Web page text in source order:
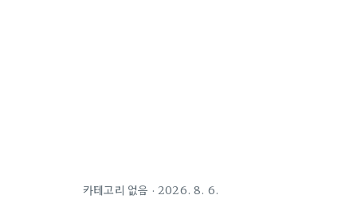
카테고리 없음 ·2026. 8. 6.